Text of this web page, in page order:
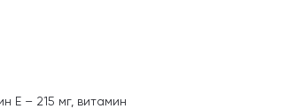
Е – 215 мг, витамин